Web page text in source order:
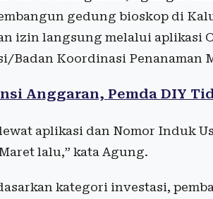
gedung bioskop di
izin langsung melalui aplikasi
Badan Koordinasi Penanaman
Anggaran, Pemda DIY
aplikasi dan Nomor Induk
lalu,” kata Agung.
kategori investasi,